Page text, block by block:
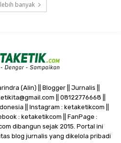
banyak
(Alin) || Blogger || Jurnalis ||
|| 08122776668 ||
|| Instagram : ketaketikcom ||
: ketaketikcom || FanPage :
dibangun sejak 2015. Portal ini
blog jurnalis yang dikelola pribadi